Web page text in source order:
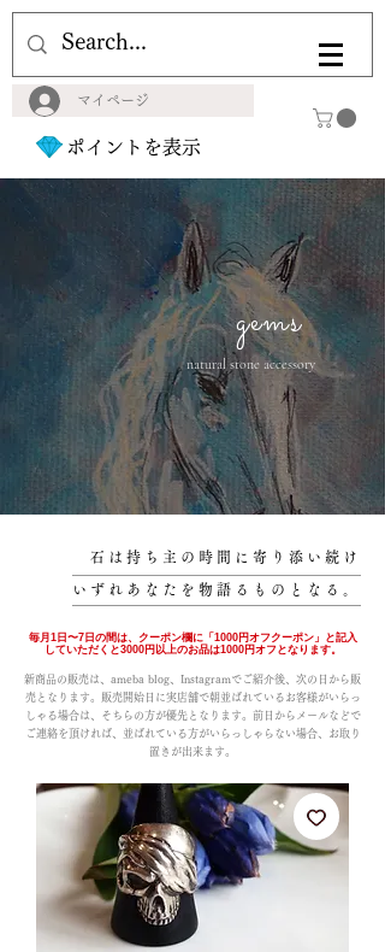
マイページ
ポイントを表示
gems
natural stone accessory
石は持ち主の時間に寄り添い続け
いずれあなたを物語るものとなる。
毎月1日〜7日の間は、クーポン欄に「1000円オフクーポン」と記入
していただくと3000円以上のお品は1000円オフとなります。
新商品の販売は、ameba blog、Instagramでご紹介後、次の日から販
売となります。販売開始日に実店舗で朝並ばれているお客様がいらっ
しゃる場合は、そちらの方が優先となります。前日からメールなどで
ご連絡を頂ければ、並ばれている方がいらっしゃらない場合、お取り
置きが出来ます。